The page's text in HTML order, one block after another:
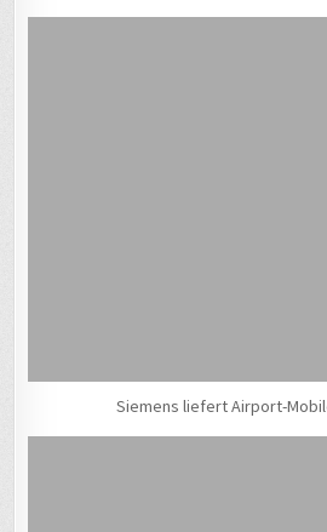
Siemens liefert Airport-